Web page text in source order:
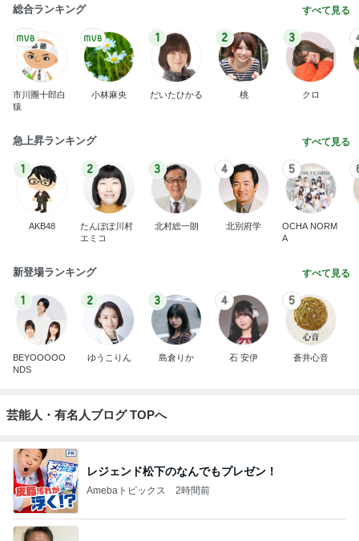
総合ランキング すべて見る
市川團十郎白
猿
小林麻央
1
だいたひかる
2
桃
3
クロ
急上昇ランキング すべて見る
1
AKB48
2
たんぽぽ川村
エミコ
3
北村総一朗
4
北別府学
5
OCHA NORM
A
新登場ランキング すべて見る
1
BEYOOOOO
NDS
2
ゆうこりん
3
島倉りか
4
石 安伊
5
蒼井心音
芸能人・有名人ブログ TOPへ
レジェンド松下のなんでもプレゼン！
Amebaトピックス 2時間前